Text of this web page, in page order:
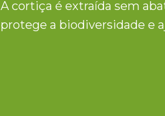
A cortiça é extraída sem
protege a biodiversidade e